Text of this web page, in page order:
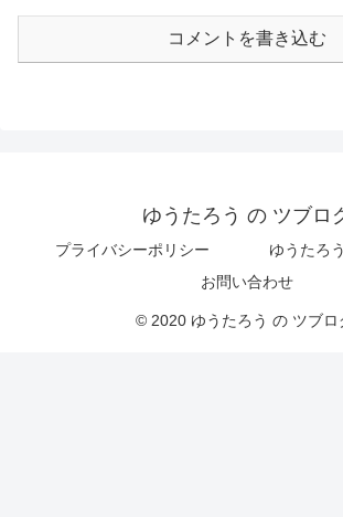
コメントを書き込む
ゆうたろう の ツブロ
プライバシーポリシー
ゆうたろ
お問い合わせ
© 2020 ゆうたろう の ツブロ